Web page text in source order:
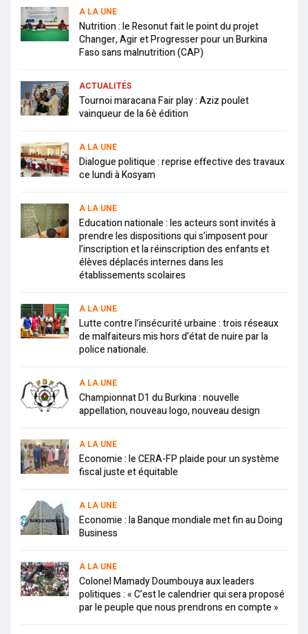
A LA UNE
Nutrition : le Resonut fait le point du projet
Changer, Agir et Progresser pour un Burkina
Faso sans malnutrition (CAP)
ACTUALITÉS
Tournoi maracana Fair play : Aziz poulet
vainqueur de la 6è édition
A LA UNE
Dialogue politique : reprise effective des travaux
ce lundi à Kosyam
A LA UNE
Education nationale : les acteurs sont invités à
prendre les dispositions qui s’imposent pour
l’inscription et la réinscription des enfants et
élèves déplacés internes dans les
établissements scolaires
A LA UNE
Lutte contre l’insécurité urbaine : trois réseaux
de malfaiteurs mis hors d’état de nuire par la
police nationale.
A LA UNE
Championnat D1 du Burkina : nouvelle
appellation, nouveau logo, nouveau design
A LA UNE
Economie : le CERA-FP plaide pour un système
fiscal juste et équitable
A LA UNE
Economie : la Banque mondiale met fin au Doing
Business
A LA UNE
Colonel Mamady Doumbouya aux leaders
politiques : « C’est le calendrier qui sera proposé
par le peuple que nous prendrons en compte »